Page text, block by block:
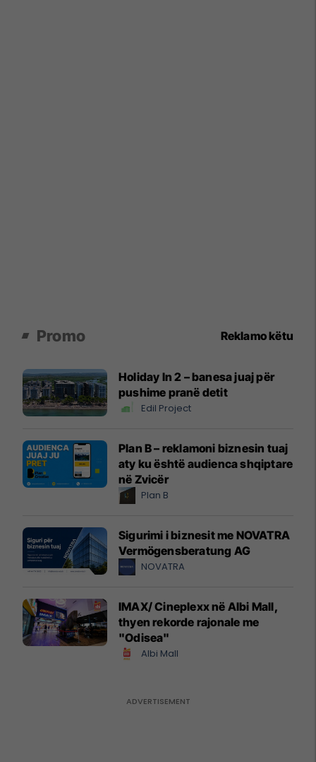
Promo Reklamo këtu
Holiday In 2 – banesa juaj për
pushime pranë detit
Edil Project
Plan B – reklamoni biznesin tuaj
aty ku është audienca shqiptare
në Zvicër
Plan B
Sigurimi i biznesit me NOVATRA
Vermögensberatung AG
NOVATRA
IMAX/ Cineplexx në Albi Mall,
thyen rekorde rajonale me
"Odisea"
Albi Mall